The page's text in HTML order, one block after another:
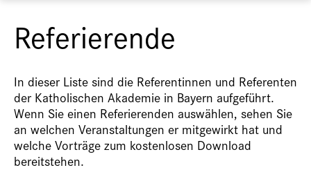
Referierende
In dieser Liste sind die Referentinnen und Referenten
der Katholischen Akademie in Bayern aufgeführt.
Wenn Sie einen Referierenden auswählen, sehen Sie
an welchen Veranstaltungen er mitgewirkt hat und
welche Vorträge zum kostenlosen Download
bereitstehen.